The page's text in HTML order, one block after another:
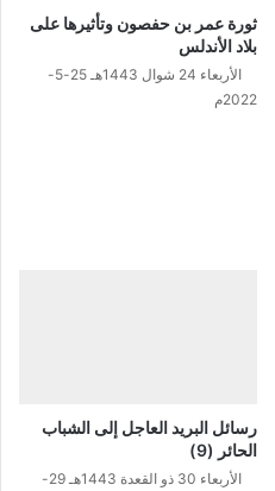
ثورة عمر بن حفصون وتأثيرها على
بلاد الأندلس
الأربعاء 24 شوال 1443هـ 25-5-
2022م
رسائل البريد العاجل إلى الشباب
الحائر (9)
الأربعاء 30 ذو القعدة 1443هـ 29-